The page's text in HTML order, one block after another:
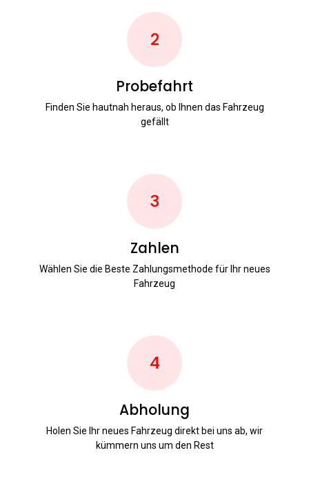
2
Probefahrt
Finden Sie hautnah heraus, ob Ihnen das Fahrzeug
gefällt
3
Zahlen
Wählen Sie die Beste Zahlungsmethode für Ihr neues
Fahrzeug
4
Abholung
Holen Sie Ihr neues Fahrzeug direkt bei uns ab, wir
kümmern uns um den Rest